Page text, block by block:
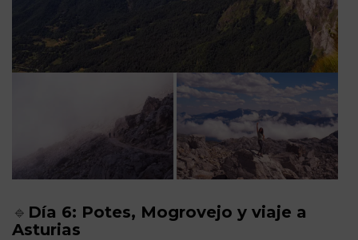
🔹 Día 6: Potes, Mogrovejo y viaje a
Asturias